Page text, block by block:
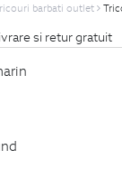
barbati outlet
si retur gratuit